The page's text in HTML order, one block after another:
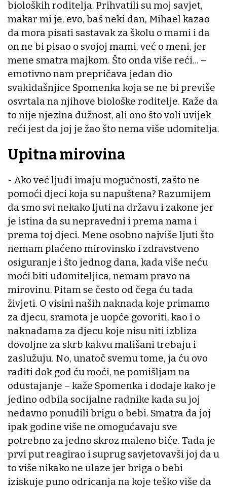
bioloških roditelja. Prihvatili su moj savjet,
makar mi je, evo, baš neki dan, Mihael kazao
da mora pisati sastavak za školu o mami i da
on ne bi pisao o svojoj mami, već o meni, jer
mene smatra majkom. Što onda više reći... –
emotivno nam prepričava jedan dio
svakidašnjice Spomenka koja se ne bi previše
osvrtala na njihove biološke roditelje. Kaže da
to nije njezina dužnost, ali ono što voli uvijek
reći jest da joj je žao što nema više udomitelja.
Upitna mirovina
- Ako već ljudi imaju mogućnosti, zašto ne
pomoći djeci koja su napuštena? Razumijem
da smo svi nekako ljuti na državu i zakone jer
je istina da su nepravedni i prema nama i
prema toj djeci. Mene osobno najviše ljuti što
nemam plaćeno mirovinsko i zdravstveno
osiguranje i što jednog dana, kada više neću
moći biti udomiteljica, nemam pravo na
mirovinu. Pitam se često od čega ću tada
živjeti. O visini naših naknada koje primamo
za djecu, sramota je uopće govoriti, kao i o
naknadama za djecu koje nisu niti izbliza
dovoljne za skrb kakvu mališani trebaju i
zaslužuju. No, unatoč svemu tome, ja ću ovo
raditi dok god ću moći, ne pomišljam na
odustajanje – kaže Spomenka i dodaje kako je
jedino odbila socijalne radnike kada su joj
nedavno ponudili brigu o bebi. Smatra da joj
ipak godine više ne omogućavaju sve
potrebno za jedno skroz maleno biće. Tada je
prvi put reagirao i suprug savjetovavši joj da u
to više nikako ne ulaze jer briga o bebi
iziskuje puno odricanja na koje teško više da